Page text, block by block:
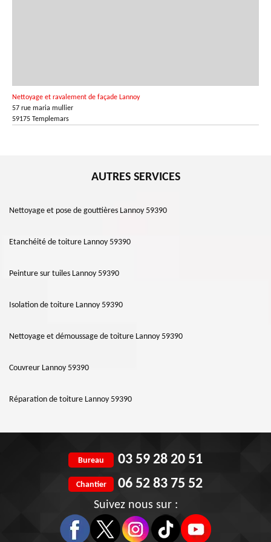
Nettoyage et ravalement de façade Lannoy
57 rue maria mullier
59175 Templemars
AUTRES SERVICES
Nettoyage et pose de gouttières Lannoy 59390
Etanchéité de toiture Lannoy 59390
Peinture sur tuiles Lannoy 59390
Isolation de toiture Lannoy 59390
Nettoyage et démoussage de toiture Lannoy 59390
Couvreur Lannoy 59390
Réparation de toiture Lannoy 59390
Bureau 03 59 28 20 51
Chantier 06 52 83 75 52
Suivez nous sur :